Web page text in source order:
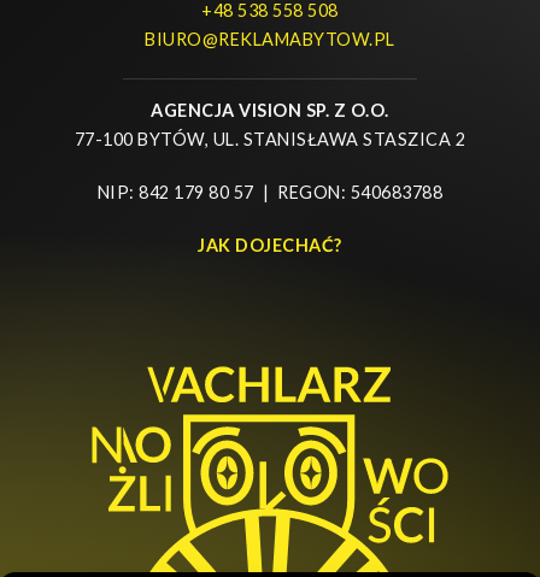
+48 538 558 508
BIURO@REKLAMABYTOW.PL
AGENCJA VISION SP. Z O.O.
77-100 BYTÓW, UL. STANISŁAWA STASZICA 2
NIP: 842 179 80 57 | REGON: 540683788
JAK DOJECHAĆ?